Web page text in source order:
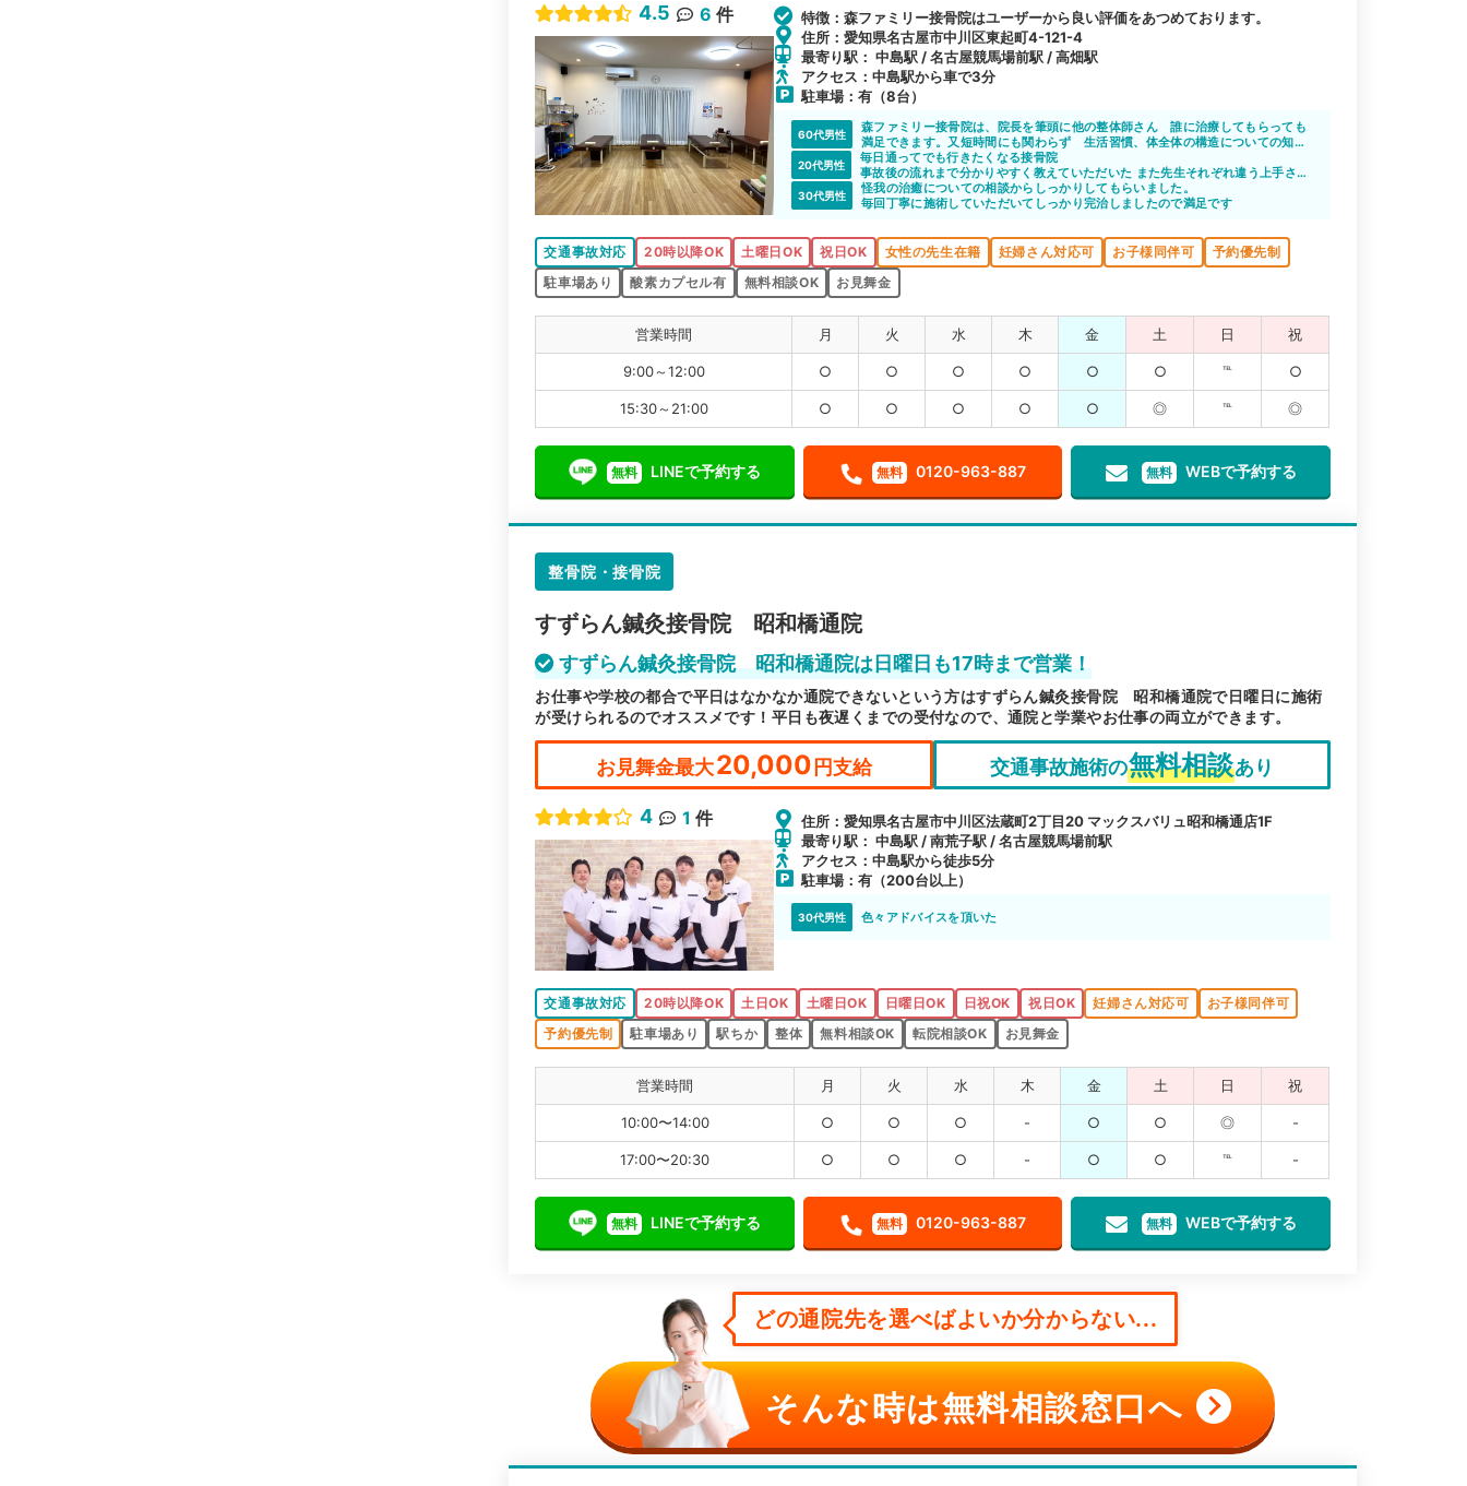
4.5 6 件
特徴：森ファミリー接骨院はユーザーから良い評価をあつめております。
住所：愛知県名古屋市中川区東起町4-121-4
最寄り駅： 中島駅 / 名古屋競馬場前駅 / 高畑駅
アクセス：中島駅から車で3分
駐車場：有（8台）
60代男性
森ファミリー接骨院は、院長を筆頭に他の整体師さん 誰に治療してもらっても
満足できます。又短時間にも関わらず 生活習慣、体全体の構造についての知識
が豊富で 大変勉強になります、いつも気分良く通院させて頂いております
20代男性
毎日通ってでも行きたくなる接骨院
事故後の流れまで分かりやすく教えていただいた また先生それぞれ違う上手さが
あり通うのが楽しくなった 受付の方もにこやかで接しやすかった
30代男性
怪我の治癒についての相談からしっかりしてもらいました。
毎回丁寧に施術していただいてしっかり完治しましたので満足です
交通事故対応 20時以降OK 土曜日OK 祝日OK 女性の先生在籍 妊婦さん対応可 お子様同伴可
予約優先制
駐車場あり
酸素カプセル有 無料相談OK お見舞金
営業時間 月 火 水 木 金 土 日 祝
9:00～12:00 ○ ○ ○ ○ ○ ○ ℡ ○
15:30～21:00 ○ ○ ○ ○ ○ ◎ ℡ ◎
無料 LINEで予約する 無料 0120-963-887 無料 WEBで予約する
整骨院・接骨院
すずらん鍼灸接骨院 昭和橋通院
すずらん鍼灸接骨院 昭和橋通院は日曜日も17時まで営業！
お仕事や学校の都合で平日はなかなか通院できないという方はすずらん鍼灸接骨院 昭和橋通院で日曜日に施術
が受けられるのでオススメです！平日も夜遅くまでの受付なので、通院と学業やお仕事の両立ができます。
お見舞金最大20,000 円支給 交通事故施術の無料相談あり
4 1 件
住所：愛知県名古屋市中川区法蔵町2丁目20 マックスバリュ昭和橋通店1F
最寄り駅： 中島駅 / 南荒子駅 / 名古屋競馬場前駅
アクセス：中島駅から徒歩5分
駐車場：有（200台以上）
30代男性 色々アドバイスを頂いた
交通事故対応 20時以降OK 土日OK 土曜日OK 日曜日OK 日祝OK 祝日OK 妊婦さん対応可
お子様同伴可
予約優先制
駐車場あり 駅ちか 整体 無料相談OK 転院相談OK お見舞金
営業時間 月 火 水 木 金 土 日 祝
10:00〜14:00 ○ ○ ○ - ○ ○ ◎ -
17:00〜20:30 ○ ○ ○ - ○ ○ ℡ -
無料 LINEで予約する 無料 0120-963-887 無料 WEBで予約する
どの通院先を選べばよいか分からない...
そんな時は無料相談窓口へ